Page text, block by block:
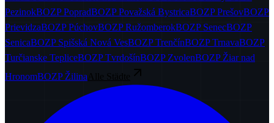
PezinokBOZPPopradBOZPPovažská BystricaBOZPPrešovBOZP
PrievidzaBOZPPúchovBOZPRužomberokBOZP SenecBOZP
SenicaBOZP Spišská Nová VesBOZPTrenčínBOZPTrnavaBOZP
Turčianske TepliceBOZPTvrdošínBOZP ZvolenBOZP Žiar nad
HronomBOZP Žilina Alle Städte